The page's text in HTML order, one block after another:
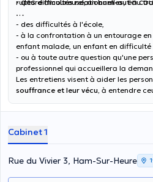
rupture amoureuse, unburn-outau
- desdifficultés relationnelles, en
…
- des difficultés à l'école,
- à la confrontation à un entourage
enfant malade, un enfant en
- ou à toute autre question qu'une
professionnel qui accueillera la
Les entretiens visent à aider les
souffrance et leur vécu, à entendre
d’alternatives et d’élaboration.
Cabinet 1
Rue du Vivier 3, Ham-Sur-Heure